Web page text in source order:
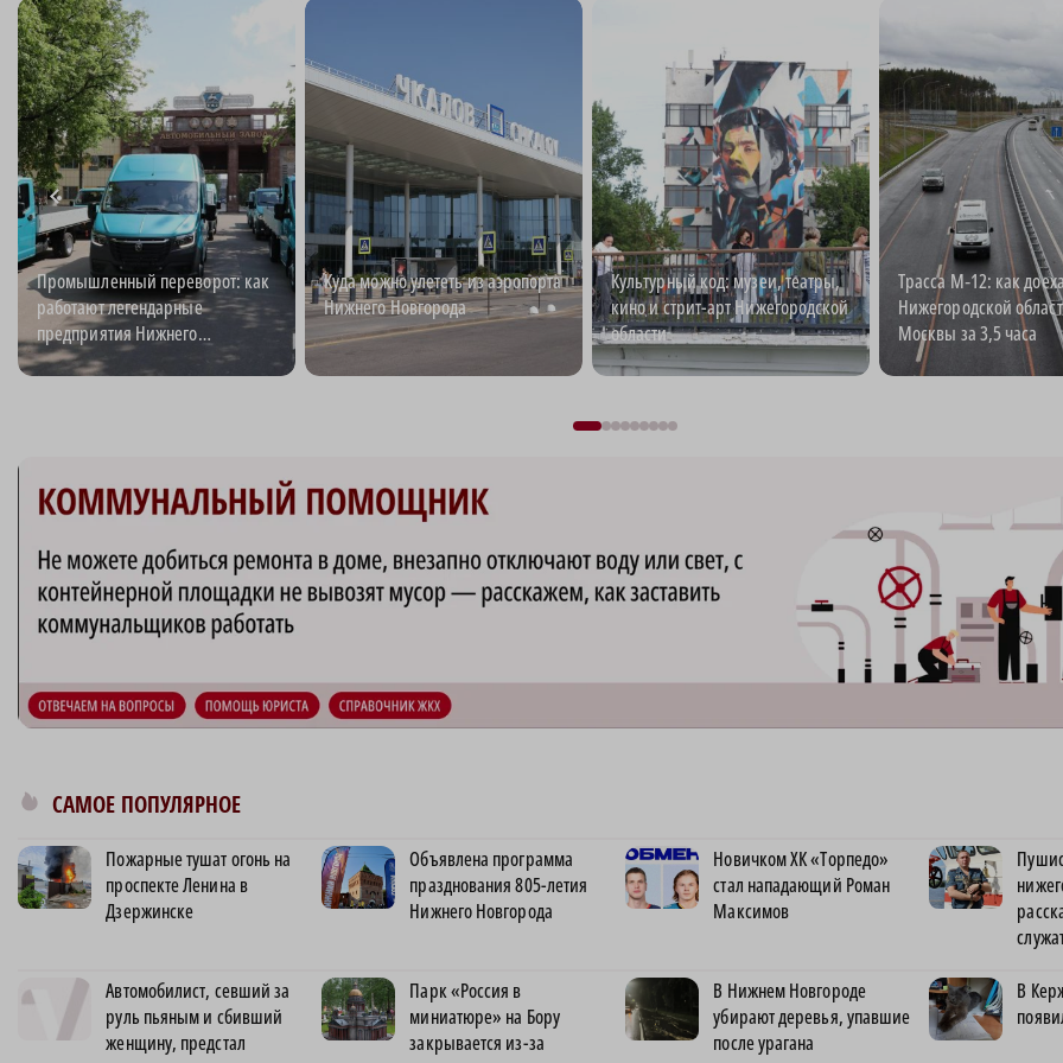
Промышленный переворот: как
работают легендарные
предприятия Нижнего
Новгорода
Куда можно улететь из аэропорта
Нижнего Новгорода
Культурный код: музеи, театры,
кино и стрит-арт Нижегородской
области
Трасса М‑12: как
Нижегородской
Москвы за 3,5 часа
САМОЕ ПОПУЛЯРНОЕ
Пожарные тушат огонь на
проспекте Ленина в
Дзержинске
Объявлена программа
празднования 805-летия
Нижнего Новгорода
Новичком ХК «Торпедо»
стал нападающий Роман
Максимов
Автомобилист, севший за
руль пьяным и сбивший
женщину, предстал
Парк «Россия в
миниатюре» на Бору
закрывается из-за
В Нижнем Новгороде
убирают деревья, упавшие
после урагана
В